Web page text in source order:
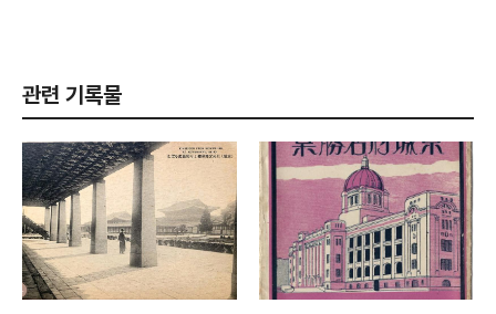
관련 기록물